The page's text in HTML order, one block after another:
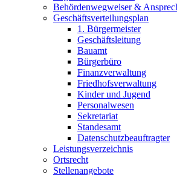
Behördenwegweiser &
Geschäftsverteilungsplan
1. Bürgermeister
Geschäftsleitung
Bauamt
Bürgerbüro
Finanzverwaltung
Friedhofsverwaltung
Kinder und Jugend
Personalwesen
Sekretariat
Standesamt
Datenschutzbeauftragter
Leistungsverzeichnis
Ortsrecht
Stellenangebote